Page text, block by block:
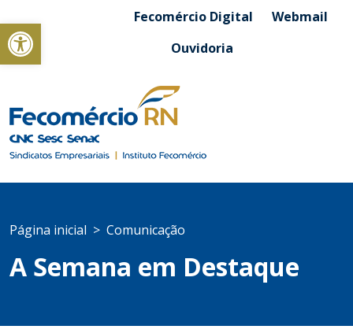
Abrir a barra de ferramentasFecomércio Digital
Webmail
Ouvidoria
Página inicial Comunicação
A Semana em Destaque